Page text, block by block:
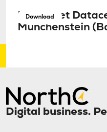
Download
Factsheet
Münchenstein
Digital business.